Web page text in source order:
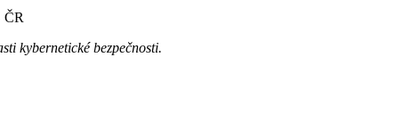
ČR
kybernetické bezpečnosti.